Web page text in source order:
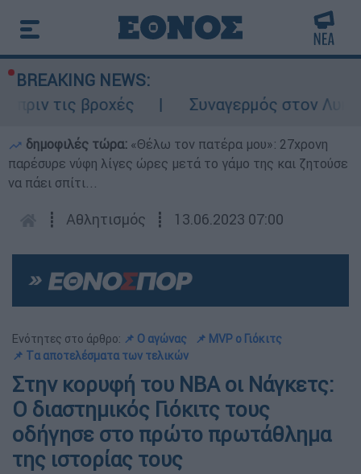
BREAKING NEWS:
βροχές
Συναγερμός στον Λυκαβηττό:
δημοφιλές τώρα: «Θέλω τον πατέρα μου»: 27χρονη
παρέσυρε νύφη λίγες ώρες μετά το γάμο της και ζητούσε
να πάει σπίτι...
┋ Αθλητισμός ┋ 13.06.2023 07:00
Ενότητες στο άρθρο: 📌 Ο αγώνας
📌 MVP ο Γιόκιτς
📌 Tα αποτελέσματα των τελικών
Στην κορυφή του ΝΒΑ οι Νάγκετς:
Ο διαστημικός Γιόκιτς τους
οδήγησε στο πρώτο πρωτάθλημα
της ιστορίας τους